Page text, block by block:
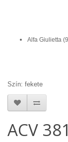
Alfa
Szín: fekete
ACV